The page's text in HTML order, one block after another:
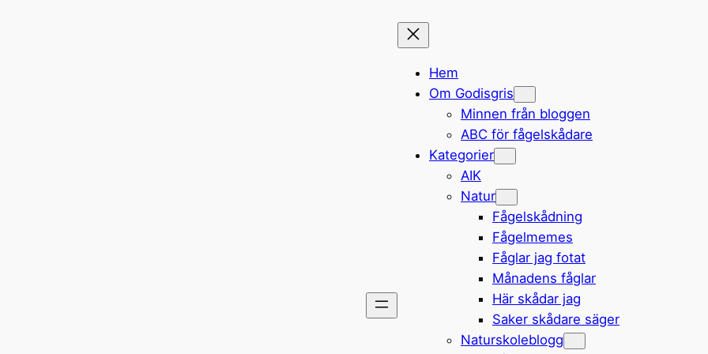
Hem
Om Godisgris
Minnen från bloggen
ABC för fågelskådare
Kategorier
AIK
Natur
Fågelskådning
Fågelmemes
Fåglar jag fotat
Månadens fåglar
Här skådar jag
Saker skådare säger
Naturskoleblogg